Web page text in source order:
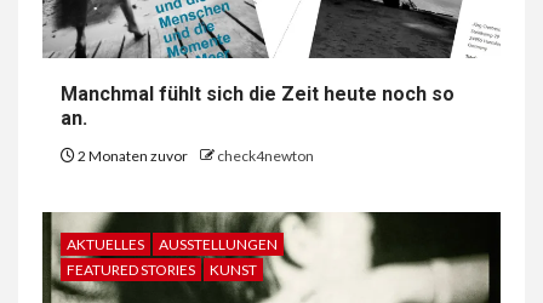
Manchmal fühlt sich die Zeit heute noch so
an.
2 Monaten zuvor check4newton
AKTUELLES
AUSSTELLUNGEN
FEATURED STORIES
KUNST